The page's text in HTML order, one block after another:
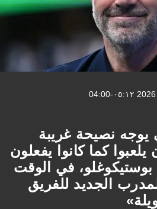
يوجه نصيحة غريبة
يلعبوا كما كانوا يفعلون
في الوقت
الجديد للفريق